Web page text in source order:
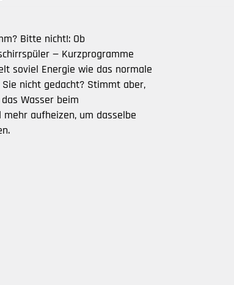
Bitte nicht!: Ob
— Kurzprogramme
soviel Energie wie das normale
nicht gedacht? Stimmt aber,
Wasser beim
aufheizen, um dasselbe